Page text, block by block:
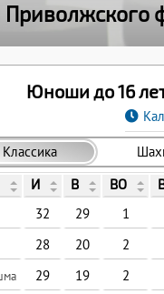
Приволжского
Юноши до 16
Классика
И В ВО
32 29 1
28 20 2
29 19 2